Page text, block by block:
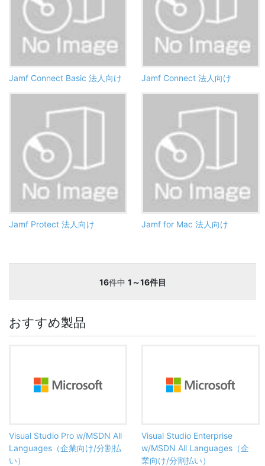
Jamf Connect Basic 法人向け Jamf Connect 法人向け
Jamf Protect 法人向け Jamf for Mac 法人向け
16件中 1～16件目
おすすめ製品
Visual Studio Pro w/MSDN All
Languages（企業向け/分割払
い）
Visual Studio Enterprise
w/MSDN All Languages（企
業向け/分割払い）